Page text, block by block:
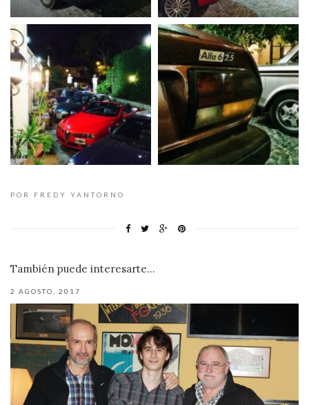
POR FREDY YANTORNO
También puede interesarte...
2 AGOSTO, 2017